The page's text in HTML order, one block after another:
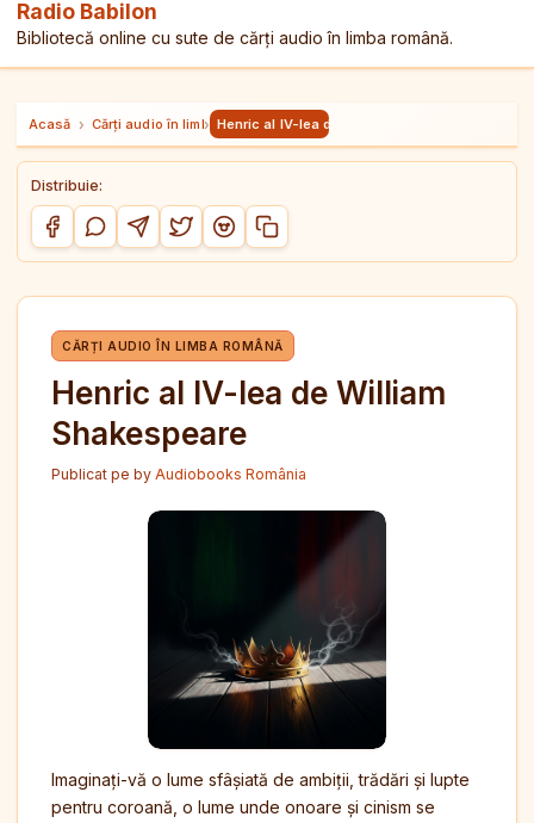
Radio Babilon
Bibliotecă online cu sute de cărți audio în limba română.
Acasă › Cărți audio în limba română
› Henric al IV-lea de William Shakespeare
Distribuie:
Distribuie pe Facebook
Distribuie pe WhatsApp
Distribuie pe Telegram
Distribuie pe Twitter/X
Distribuie pe Reddit
Copiază link-ul
CĂRȚI AUDIO ÎN LIMBA ROMÂNĂ
Henric al IV-lea de William
Shakespeare
Publicat pe by Audiobooks România
Imaginați-vă o lume sfâșiată de ambiții, trădări și lupte
pentru coroană, o lume unde onoare și cinism se